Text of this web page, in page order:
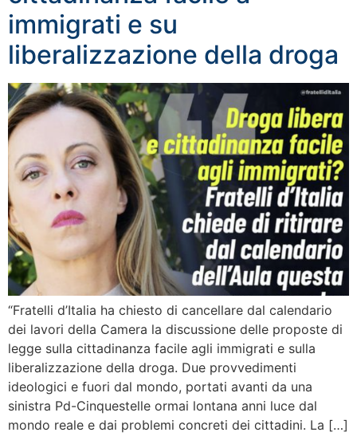
immigrati e su
liberalizzazione della droga
“Fratelli d’Italia ha chiesto di cancellare dal calendario
dei lavori della Camera la discussione delle proposte di
legge sulla cittadinanza facile agli immigrati e sulla
liberalizzazione della droga. Due provvedimenti
ideologici e fuori dal mondo, portati avanti da una
sinistra Pd-Cinquestelle ormai lontana anni luce dal
mondo reale e dai problemi concreti dei cittadini. La […]